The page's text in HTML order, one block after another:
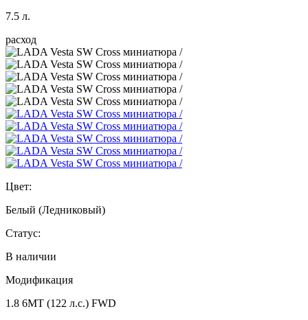
7.5 л.
расход
Цвет:
Белый (Ледниковый)
Статус:
В наличии
Модификация
1.8 6MT (122 л.с.) FWD